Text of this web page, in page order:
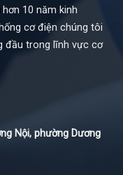
10 năm kinh
cơ điện chúng tôi
đầu trong lĩnh vực cơ
Nội, phường Dương